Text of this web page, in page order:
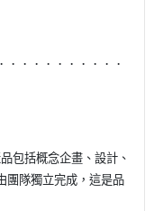
．．．．．．．．．．
包括概念企畫、設計、
團隊獨立完成，這是品